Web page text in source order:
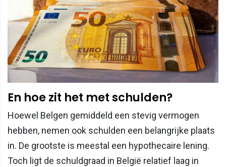
En hoe zit het met schulden?
Hoewel Belgen gemiddeld een stevig vermogen
hebben, nemen ook schulden een belangrijke plaats
in. De grootste is meestal een hypothecaire lening.
Toch ligt de schuldgraad in België relatief laag in